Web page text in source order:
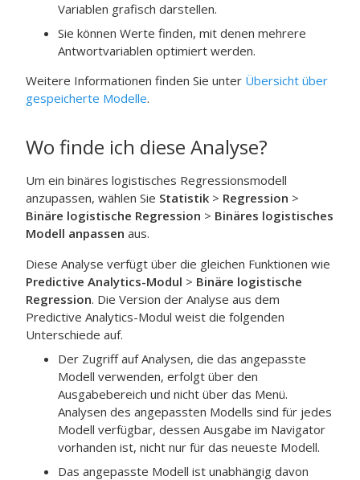
Variablen grafisch darstellen.
Sie können Werte finden, mit denen mehrere
Antwortvariablen optimiert werden.
Weitere Informationen finden Sie unter Übersicht über
gespeicherte Modelle.
Wo finde ich diese Analyse?
Um ein binäres logistisches Regressionsmodell
anzupassen, wählen Sie Statistik > Regression >
Binäre logistische Regression > Binäres logistisches
Modell anpassen aus.
Diese Analyse verfügt über die gleichen Funktionen wie
Predictive Analytics-Modul > Binäre logistische
Regression. Die Version der Analyse aus dem
Predictive Analytics-Modul weist die folgenden
Unterschiede auf.
Der Zugriff auf Analysen, die das angepasste
Modell verwenden, erfolgt über den
Ausgabebereich und nicht über das Menü.
Analysen des angepassten Modells sind für jedes
Modell verfügbar, dessen Ausgabe im Navigator
vorhanden ist, nicht nur für das neueste Modell.
Das angepasste Modell ist unabhängig davon